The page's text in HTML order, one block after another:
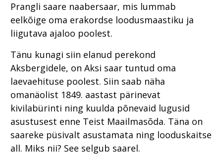
Prangli saare naabersaar, mis lummab
eelkõige oma erakordse loodusmaastiku ja
liigutava ajaloo poolest.
Tänu kunagi siin elanud perekond
Aksbergidele, on Aksi saar tuntud oma
laevaehituse poolest. Siin saab näha
omanäolist 1849. aastast pärinevat
kivilabürinti ning kuulda põnevaid lugusid
asustusest enne Teist Maailmasõda. Täna on
saareke püsivalt asustamata ning looduskaitse
all. Miks nii? See selgub saarel.